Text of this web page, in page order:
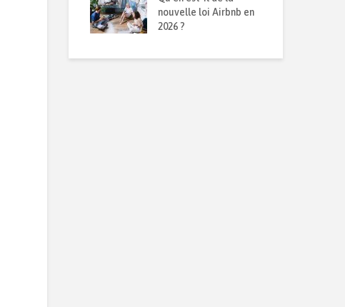
nouvelle loi Airbnb en
2026 ?